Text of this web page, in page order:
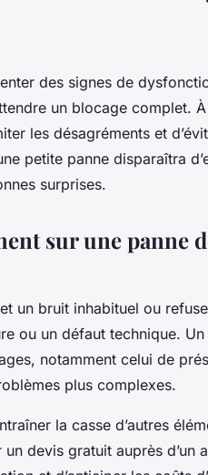
des signes de
un blocage complet.
les désagréments et
petite panne disparaîtra
surprises.
sur une panne
un bruit inhabituel ou
ou un défaut technique.
notamment celui de
plus complexes.
la casse d’autres
devis gratuit auprès d’un